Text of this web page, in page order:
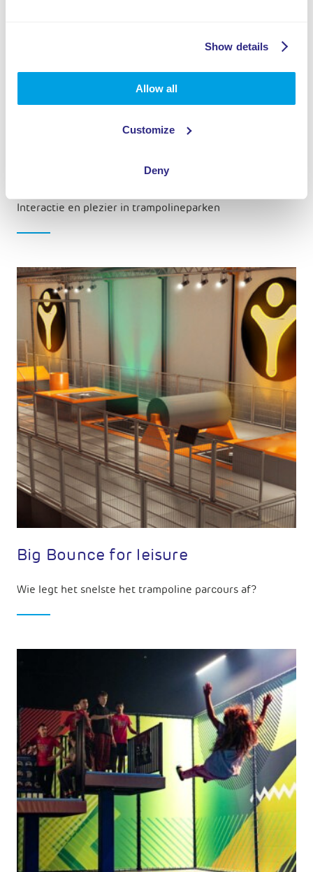
Show details
Allow all
Customize
Deny
Interactie en plezier in trampolineparken
Big Bounce for leisure
Wie legt het snelste het trampoline parcours af?